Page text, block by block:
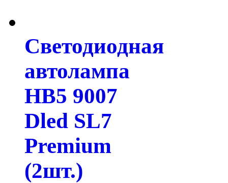
Светодиодная
автолампа
HB5 9007
Dled SL7
Premium
(2шт.)